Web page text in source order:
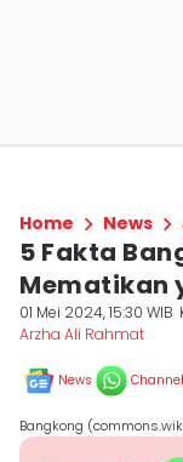
Home News
5 Fakta
Mematikan
01 Mei 2024, 15:30 WIB
Arzha Ali Rahmat
News Channel
Bangkong